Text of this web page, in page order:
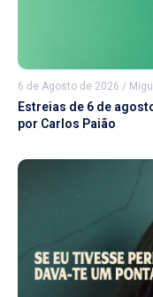
6 de Agosto de 2026 /
Estreias de 6 de
por Carlos Paião